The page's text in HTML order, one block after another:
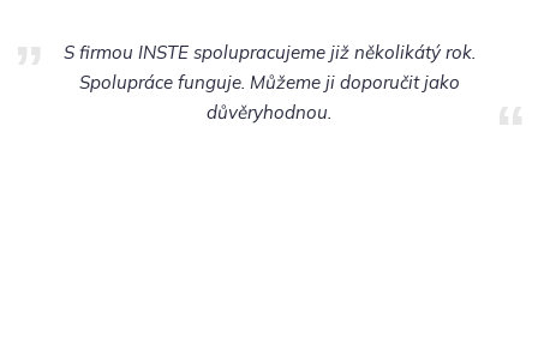
S firmou INSTE spolupracujeme již několikátý rok.
Spolupráce funguje. Můžeme ji doporučit jako
důvěryhodnou.